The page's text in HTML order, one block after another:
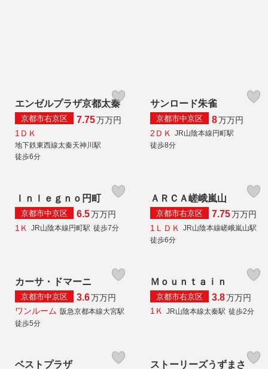
エンゼルプラザ京都太秦
京都市右京区 7.75万万円
1ＤＫ
地下鉄東西線太秦天神川駅
徒歩6分
サンロード朱雀
京都市中京区 8万万円
2ＤＫ
JR山陰本線円町駅
徒歩8分
Ｉｎｌｅｇｎｏ円町
京都市中京区 6.5万万円
1Ｋ
JR山陰本線円町駅 徒歩7分
ＡＲＣＡ嵯峨嵐山
京都市右京区 7.75万万円
1ＬＤＫ
JR山陰本線嵯峨嵐山駅
徒歩6分
カーサ・ドマーニ
京都市中京区 3.6万万円
ワンルーム 阪急京都本線大宮駅
徒歩5分
Ｍｏｕｎｔａｉｎ
京都市右京区 3.8万万円
1Ｋ JR山陰本線太秦駅 徒歩2分
ベストプラザ ストーリーズうずまさ